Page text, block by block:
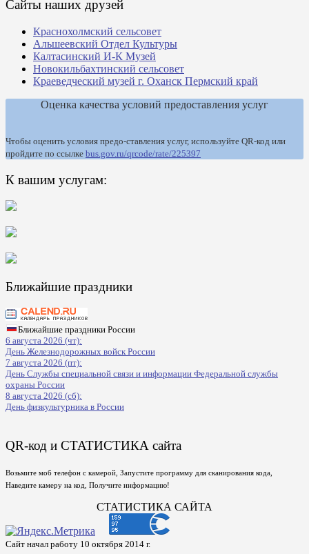
Сайты наших друзей
Краснохолмский сельсовет
Альшеевский Отдел Культуры
Калтасинский И-К Музей
Новокильбахтинский сельсовет
Краеведческий музей г. Оханск Пермский край
Оценка качества условий предоставления услуг
Чтобы оценить условия предо-ставления услуг, используйте QR-код или
пройдите по ссылке bus.gov.ru/qrcode/rate/225397
К вашим услугам:
Ближайшие праздники
Ближайшие праздники России
6 августа 2026 (чт):
День Железнодорожных войск России
7 августа 2026 (пт):
День Службы специальной связи и информации Федеральной службы
охраны России
8 августа 2026 (сб):
День физкультурника в России
QR-код и СТАТИСТИКА сайта
Возьмите моб телефон с камерой, Запустите программу для сканирования кода,
Наведите камеру на код, Получите информацию!
СТАТИСТИКА САЙТА
Сайт начал работу 10 октября 2014 г.